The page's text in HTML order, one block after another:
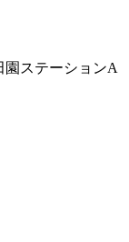
園ステーションA